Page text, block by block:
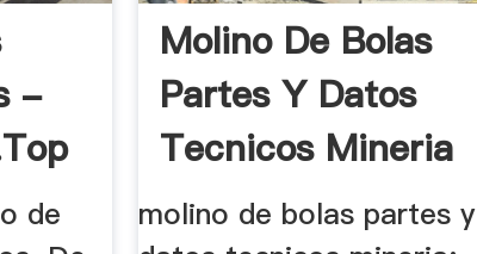
-
de
Molino De Bolas
Partes Y Datos
Tecnicos Mineria
molino de bolas partes y